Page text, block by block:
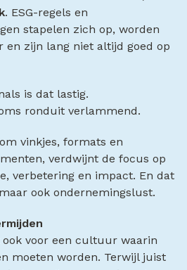
. ESG-regels en
stapelen zich op, worden
en zijn lang niet altijd goed op
is dat lastig.
ronduit verlammend.
vinkjes, formats en
verdwijnt de focus op
verbetering en impact. En dat
ook ondernemingslust.
voor een cultuur waarin
moeten worden. Terwijl juist